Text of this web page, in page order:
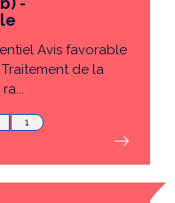
Avis favorable
de la
1